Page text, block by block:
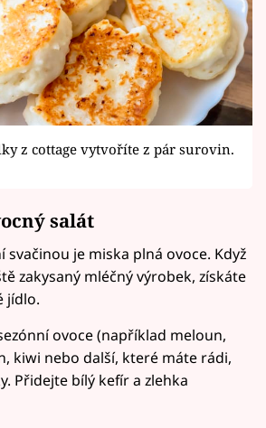
z cottage vytvoříte z pár surovin.
salát
svačinou je miska plná ovoce. Když
zakysaný mléčný výrobek, získáte
jídlo.
ovoce (například meloun,
kiwi nebo další, které máte rádi,
Přidejte bílý kefír a zlehka